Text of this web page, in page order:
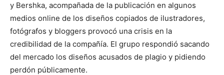
y Bershka, acompañada de la publicación en algunos
medios online de los diseños copiados de ilustradores,
fotógrafos y bloggers provocó una crisis en la
credibilidad de la compañía. El grupo respondió sacando
del mercado los diseños acusados de plagio y pidiendo
perdón públicamente.